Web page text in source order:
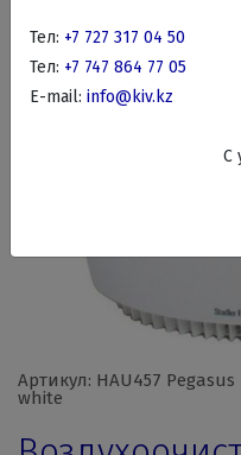
Артикул: HAU457 Pegasus
white
Тел: +7 727 317 04 50
Тел: +7 747 864 77 05
E-mail: info@kiv.kz
C